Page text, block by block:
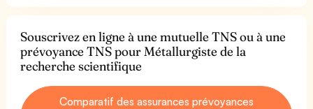
Souscrivez en ligne à une mutuelle TNS ou à une
prévoyance TNS pour Métallurgiste de la
recherche scientifique
Comparatif des assurances prévoyances